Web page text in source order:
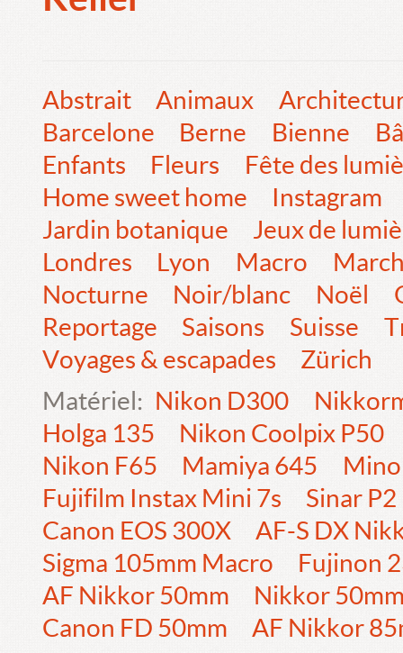
Abstrait Animaux
Barcelone
Berne Bienne
Enfants
Fleurs
Fête des
Home sweet home
Instagram
Jardin botanique
Jeux de
Londres
Lyon Macro
Nocturne
Noir/blanc Noël
Reportage
Saisons Suisse
Voyages & escapades
Zürich
Matériel: Nikon D300
Holga 135
Nikon Coolpix P50
Nikon F65
Mamiya 645
Fujifilm Instax Mini 7s
Sinar P2
Canon EOS 300X
AF-S DX
Sigma 105mm Macro
Fujinon
AF Nikkor 50mm
Nikkor
Canon FD 50mm
AF Nikkor